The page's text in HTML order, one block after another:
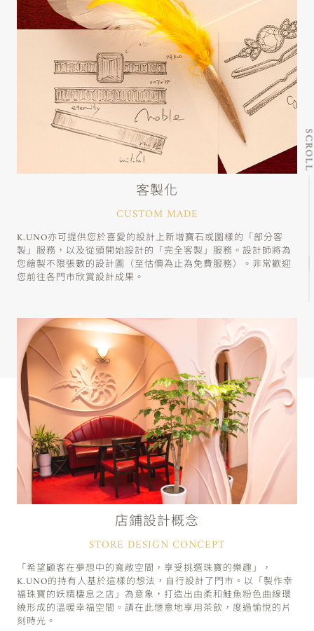
客製化
CUSTOM MADE
K.UNO亦可提供您於喜愛的設計上新增寶石或圖樣的「部分客
製」服務，以及從頭開始設計的「完全客製」服務。設計師將為
您繪製不限張數的設計圖（至估價為止為免費服務）。非常歡迎
您前往各門市欣賞設計成果。
店鋪設計概念
STORE DESIGN CONCEPT
「希望顧客在夢想中的寬敞空間，享受挑選珠寶的樂趣」，
K.UNO的持有人基於這樣的想法，自行設計了門市。以「製作幸
福珠寶的妖精棲息之店」為意象，打造出由柔和鮭魚粉色曲線環
繞形成的溫暖幸福空間。請在此愜意地享用茶飲，度過愉悅的片
刻時光。